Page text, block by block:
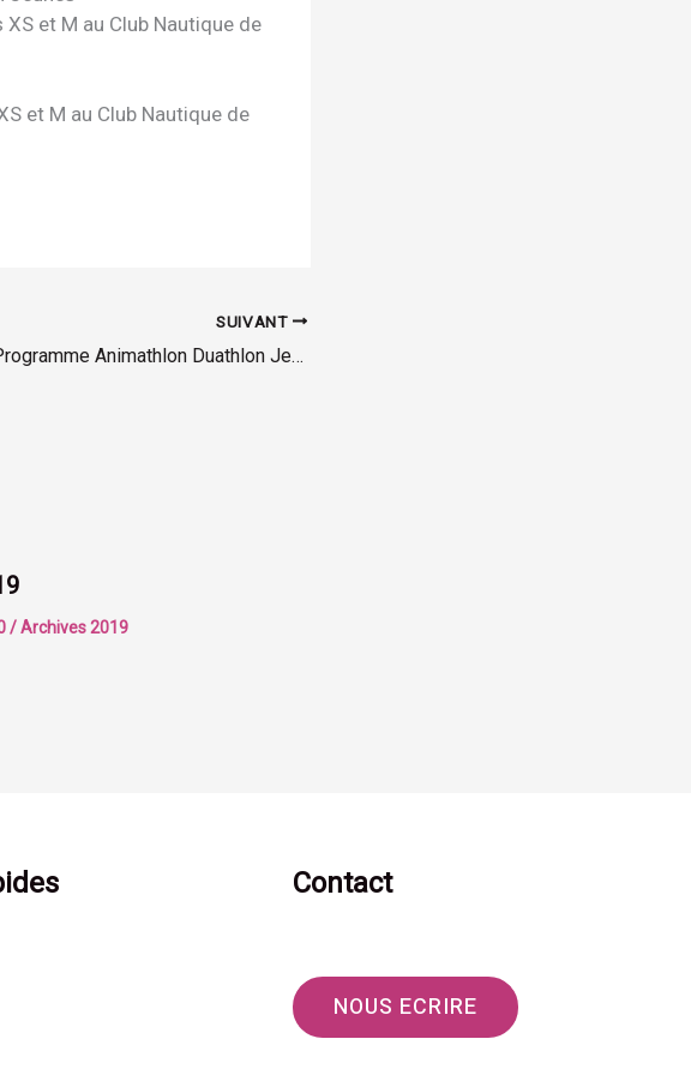
et M au Club Nautique de
et M au Club Nautique de
SUIVANT
Programme Animathlon Duathlon Jeunes (8 juin 2019)
/Archives 2019
Contact
NOUS ECRIRE